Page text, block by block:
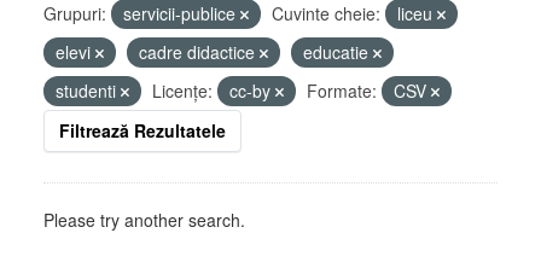
Grupuri: servicii-publice Cuvinte cheie:
liceu
elevi
cadre didactice
educatie
studenti
Licenţe: cc-by Formate:
CSV
Filtrează Rezultatele
Please try another search.